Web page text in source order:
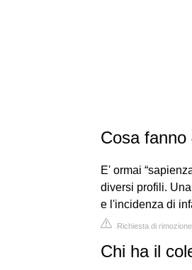
Cosa fanno
E' ormai
diversi profili.
e l'incidenza di
Richiesta di
Chi ha il